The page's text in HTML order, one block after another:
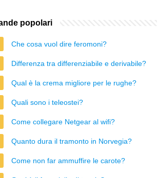
popolari
Che cosa vuol dire feromoni?
Differenza tra differenziabile e derivabile?
Qual è la crema migliore per le rughe?
Quali sono i teleostei?
Come collegare Netgear al wifi?
Quanto dura il tramonto in Norvegia?
Come non far ammuffire le carote?